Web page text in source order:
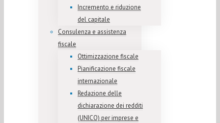
Incremento e riduzione
del capitale
Consulenza e assistenza
fiscale
Ottimizzazione fiscale
Pianificazione fiscale
internazionale
Redazione delle
dichiarazione dei redditi
(UNICO) per imprese e